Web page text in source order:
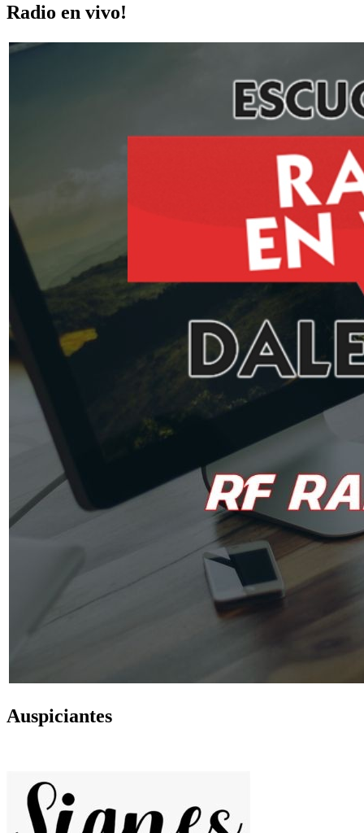
Radio en vivo!
Auspiciantes